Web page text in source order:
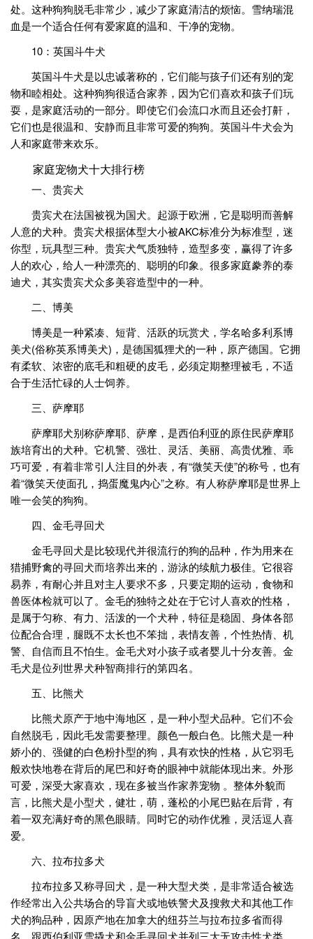
处。这种狗狗脱毛非常少，减少了家庭清洁的烦恼。雪纳瑞混
血是一个适合任何有爱家庭的温和、干净的宠物。
10：英国斗牛犬
英国斗牛犬是以忠诚著称的，它们能与孩子们还有别的宠
物和睦相处。这种狗狗很适合家养，因为它们喜欢和孩子们玩
耍，是家庭活动的一部分。即使它们会流口水而且还会打鼾，
它们也是很温和、安静而且非常可爱的狗狗。英国斗牛犬会为
人和家庭带来欢乐。
家庭宠物犬十大排行榜
一、贵宾犬
贵宾犬在法国被视为国犬。起源于欧洲，它是聪明而善解
人意的犬种。贵宾犬根据体型大小被AKC标准分为标准型，迷
你型，玩具型三种。贵宾犬气质独特，造型多变，赢得了许多
人的欢心，给人一种漂亮的、聪明的印象。很多家庭豢养的泰
迪犬，其实贵宾犬众多美容造型中的一种。
二、博美
博美是一种紧凑、短背、活跃的玩赏犬，学名哈多利系博
美犬(俗称英系博美犬)，是德国狐狸犬的一种，原产德国。它拥
有柔软、浓密的底毛和粗硬的皮毛，必须定期整理被毛，不适
合于生活忙碌的人士饲养。
三、萨摩耶
萨摩耶犬别称萨摩耶、萨摩，是西伯利亚的原住民萨摩耶
族培育出的犬种。它机警、强壮、灵活、美丽、高贵优雅、乖
巧可爱，有着非常引人注目的外表，有“微笑天使”的称号，也有
着“微笑天使面孔，捣蛋魔鬼内心”之称。有人称萨摩耶是世界上
唯一会笑的狗狗。
四、金毛寻回犬
金毛寻回犬是比较现代并很流行的狗的品种，作为用来在
猎捕野禽的寻回犬而培养出来的，游泳的续航力极佳。它很容
易养，有耐心并且对主人要求不多，只要定期的运动，食物和
兽医体检就可以了。金毛的独特之处在于它讨人喜欢的性格，
是属于匀称、有力、活泼的一个犬种，特征是稳固、身体各部
位配合合理，腿既不太长也不笨拙，表情友善，个性热情、机
警、自信而且不怕生。金毛犬对小孩子或者婴儿十分友善。金
毛犬是位列世界犬种智商排行的第四名。
五、比熊犬
比熊犬原产于地中海地区，是一种小型犬品种。它们不会
自然脱毛，因此毛发需要整理。颜色一般白色。比熊犬是一种
娇小的、强健的白色粉扑型的狗，具有欢快的性格，从它羽毛
般欢快地卷在背后的尾巴和好奇的眼神中就能体现出来。外形
可爱，深受大家喜欢，现在多被当作家养宠物 。整体外貌而
言，比熊犬是小型犬，健壮，萌，蓬松的小尾巴贴在后背，有
着一双充满好奇的黑色眼睛。同时它的动作优雅，灵活逗人喜
爱。
六、拉布拉多犬
拉布拉多又称寻回犬，是一种大型犬类，是非常适合被选
作经常出入公共场合的导盲犬或地铁警犬及搜救犬和其他工作
犬的狗品种，因原产地在加拿大的纽芬兰与拉布拉多省而得
名。跟西伯利亚雪撬犬和金毛寻回犬并列三大无攻击性犬类。